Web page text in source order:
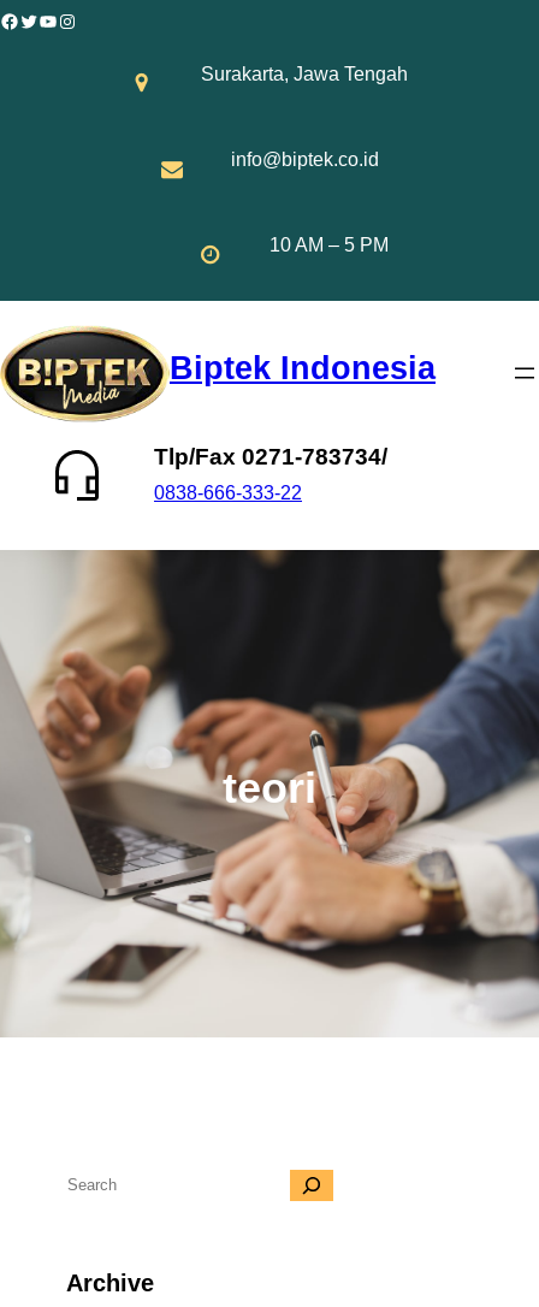
Skip
Facebook
Twitter
YouTube
Instagram
Surakarta, Jawa Tengah
info@biptek.co.id
10 AM – 5 PM
Biptek Indonesia
Tlp/Fax 0271-783734/
0838-666-333-22
teori
S
Archive